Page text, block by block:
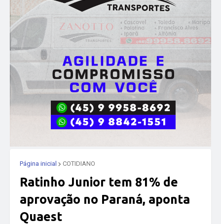
Página inicial COTIDIANO
Ratinho Junior tem 81% de
aprovação no Paraná, aponta
Quaest